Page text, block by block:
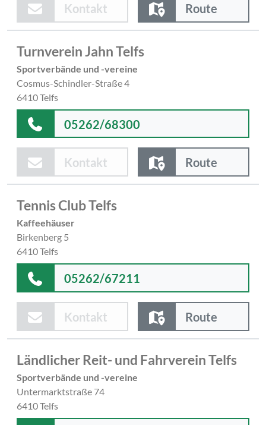
Kontakt Route
Turnverein Jahn Telfs
Sportverbände und -vereine
Cosmus-Schindler-Straße 4
6410 Telfs
05262/68300
Kontakt Route
Tennis Club Telfs
Kaffeehäuser
Birkenberg 5
6410 Telfs
05262/67211
Kontakt Route
Ländlicher Reit- und Fahrverein Telfs
Sportverbände und -vereine
Untermarktstraße 74
6410 Telfs